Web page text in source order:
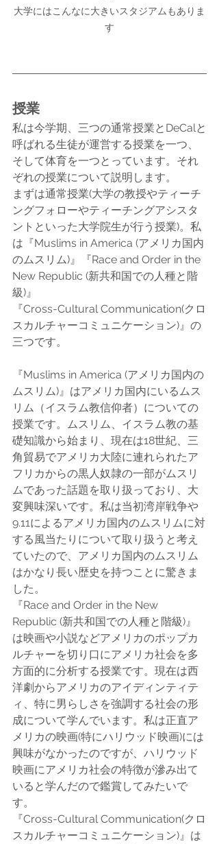
大学にはこんなに大きいスタジアムもありま
す
授業
私は今学期、三つの通常授業とDeCalと
呼ばれる生徒が運営する授業を一つ、
そして体育を一つとっています。それ
ぞれの授業について説明します。
まずは通常授業(大学の教授やティーチ
ングフォローやティーチングアシスタ
ントといった大学院生が行う授業)。私
は『Muslims in America (アメリカ国内
のムスリム)』『Race and Order in the
New Republic (新共和国での人種と階
級)』
『Cross-Cultural Communication(クロ
スカルチャーコミュニケーション)』の
三つです。
『Muslims in America (アメリカ国内の
ムスリム)』はアメリカ国内にいるムス
リム（イスラム教信仰者）についての
授業です。ムスリム、イスラム教の基
礎知識から始まり、現在は18世紀、三
角貿易でアメリカ大陸に連れられたア
フリカからの黒人奴隷の一部がムスリ
ムであった話題を取り扱っており、大
変興味深いです。私は当初湾岸戦争や
9.11によるアメリカ国内のムスリムに対
する風当たりについて取り扱うと考え
ていたので、アメリカ国内のムスリム
はかなり長い歴史を持つことに驚きま
した。
『Race and Order in the New
Republic (新共和国での人種と階級)』
は映画や小説などアメリカのポップカ
ルチャーを切り口にアメリカ社会を多
方面的に分析する授業です。現在は西
洋劇からアメリカのアイディンティテ
ィ、特に男らしさを強調する社会の形
成について学んでいます。私は正直ア
メリカの映画(特にハリウッド映画)には
興味がなかったのですが、ハリウッド
映画にアメリカ社会の特徴が滲み出て
いると学んだので鑑賞してみたいで
す。
『Cross-Cultural Communication(クロ
スカルチャーコミュニケーション)』は